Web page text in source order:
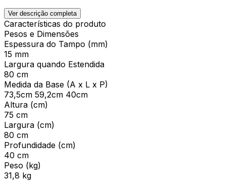
Ver descrição completa
Características do produto
Pesos e Dimensões
Espessura do Tampo (mm)
15 mm
Largura quando Estendida
80 cm
Medida da Base (A x L x P)
73,5cm 59,2cm 40cm
Altura (cm)
75 cm
Largura (cm)
80 cm
Profundidade (cm)
40 cm
Peso (kg)
31,8 kg